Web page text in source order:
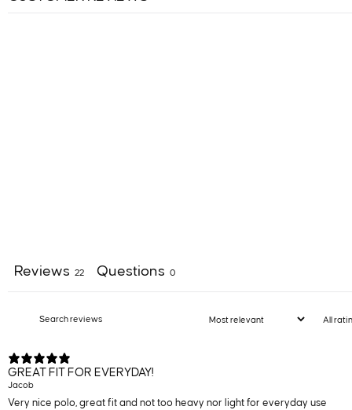
Reviews 22 Questions 0
GREAT FIT FOR EVERYDAY!
Jacob
Very nice polo, great fit and not too heavy nor light for everyday use